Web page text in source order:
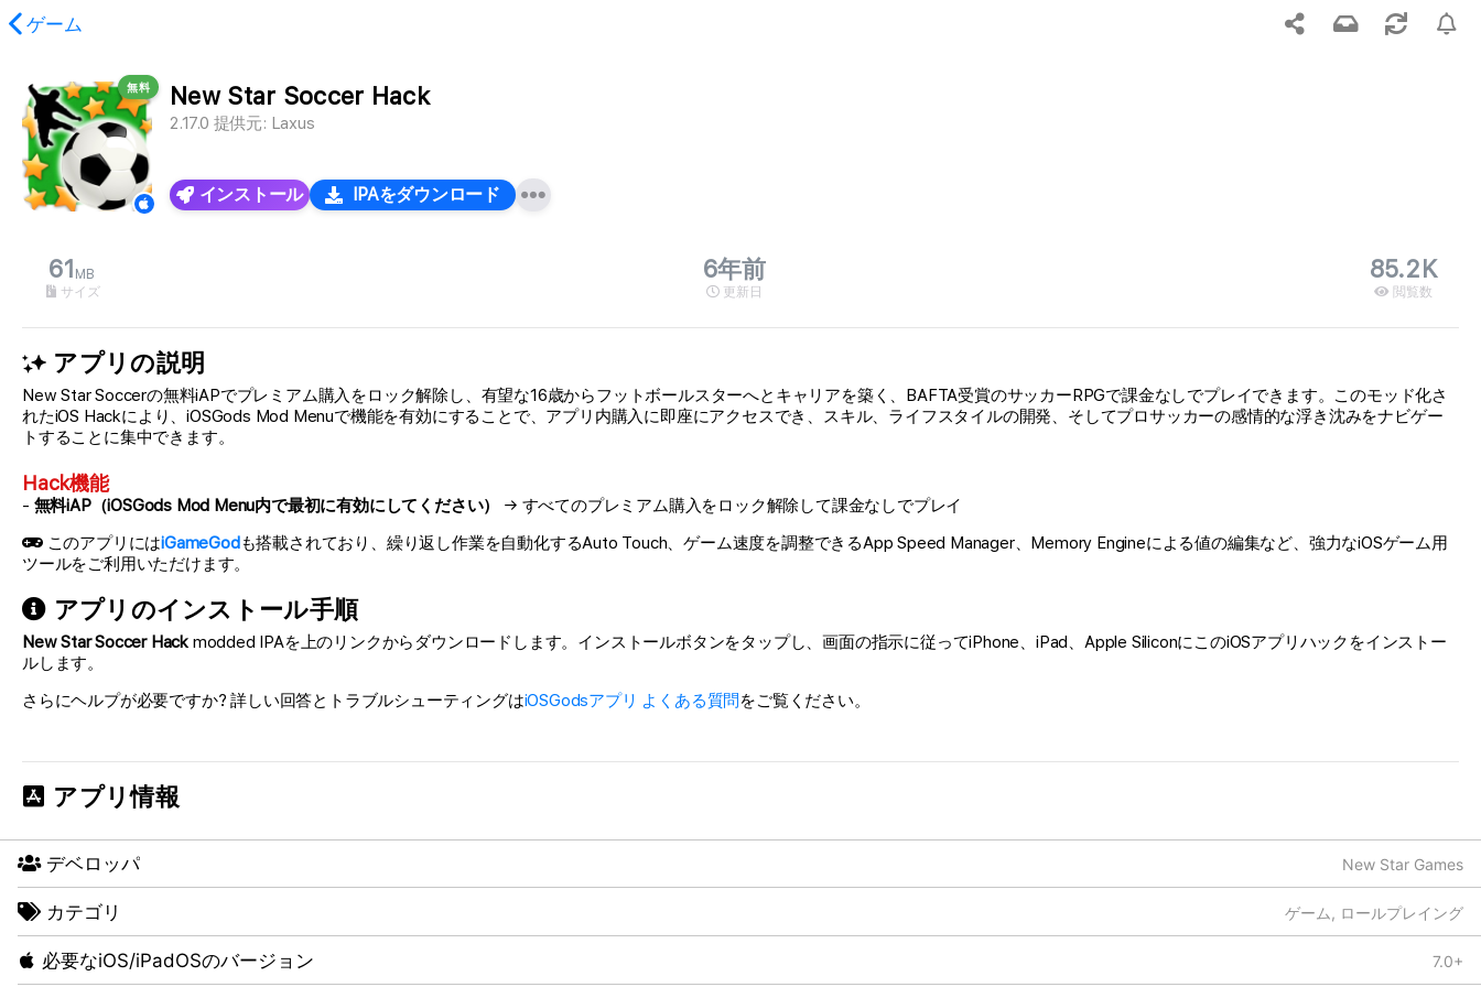
ゲーム
ンテンツが見つかりませんでした。
無料 New Star Soccer Hack
2.17.0 提供元: Laxus
インストール IPAをダウンロード
61 MB
サイズ
6年前
更新日
85.2K
閲覧数
アプリの説明
New Star Soccerの無料iAPでプレミアム購入をロック解除し、有望な16歳からフットボールスターへとキャリアを築く、BAFTA受賞のサッカーRPGで課金なしでプレイできます。このモッド化さ
れたiOS Hackにより、iOSGods Mod Menuで機能を有効にすることで、アプリ内購入に即座にアクセスでき、スキル、ライフスタイルの開発、そしてプロサッカーの感情的な浮き沈みをナビゲー
トすることに集中できます。
Hack機能
- 無料iAP（iOSGods Mod Menu内で最初に有効にしてください）
→ すべてのプレミアム購入をロック解除して課金なしでプレイ
このアプリにはiGameGodも搭載されており、繰り返し作業を自動化するAuto Touch、ゲーム速度を調整できるApp Speed Manager、Memory Engineによる値の編集など、強力なiOSゲーム用
ツールをご利用いただけます。
アプリのインストール手順
New Star Soccer Hack modded IPAを上のリンクからダウンロードします。インストールボタンをタップし、画面の指示に従ってiPhone、iPad、Apple SiliconにこのiOSアプリハックをインストー
ルします。
さらにヘルプが必要ですか? 詳しい回答とトラブルシューティングはiOSGodsアプリ よくある質問 をご覧ください。
アプリ情報
デベロッパ New Star Games
カテゴリ ゲーム, ロールプレイング
必要なiOS/iPadOSのバージョン 7.0+